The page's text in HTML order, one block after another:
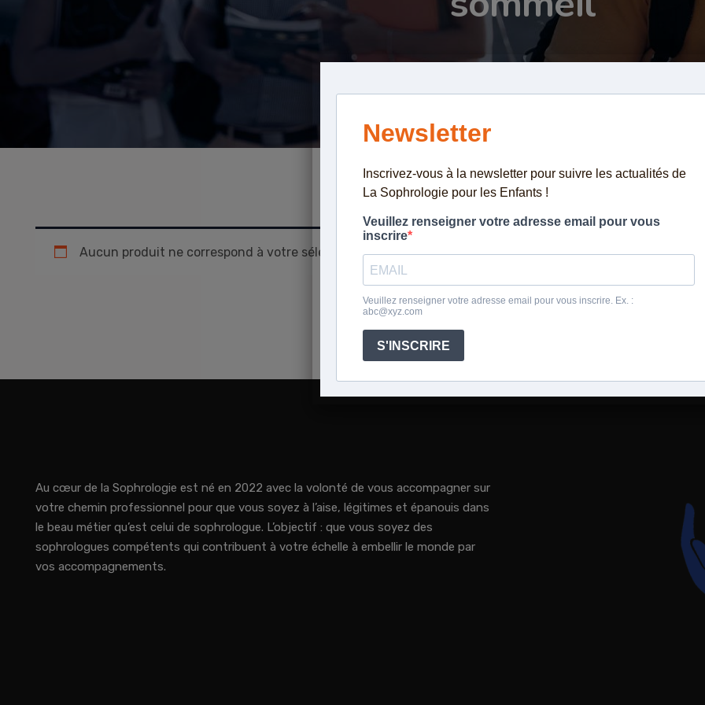
Aucun produit ne correspond à votre sélection.
Au cœur de la Sophrologie est né en 2022 avec la volonté de vous accompagner sur
votre chemin professionnel pour que vous soyez à l’aise, légitimes et épanouis dans
le beau métier qu’est celui de sophrologue. L’objectif : que vous soyez des
sophrologues compétents qui contribuent à votre échelle à embellir le monde par
vos accompagnements.